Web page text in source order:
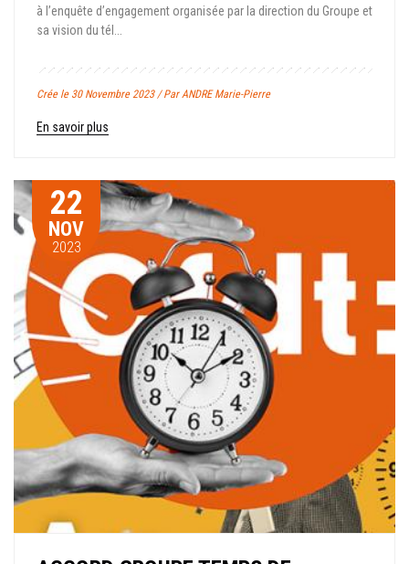
à l’enquête d’engagement organisée par la direction du Groupe et
sa vision du tél...
Crée le 30 Novembre 2023 / Par ANDRE Marie-Pierre
En savoir plus
22
NOV
2023